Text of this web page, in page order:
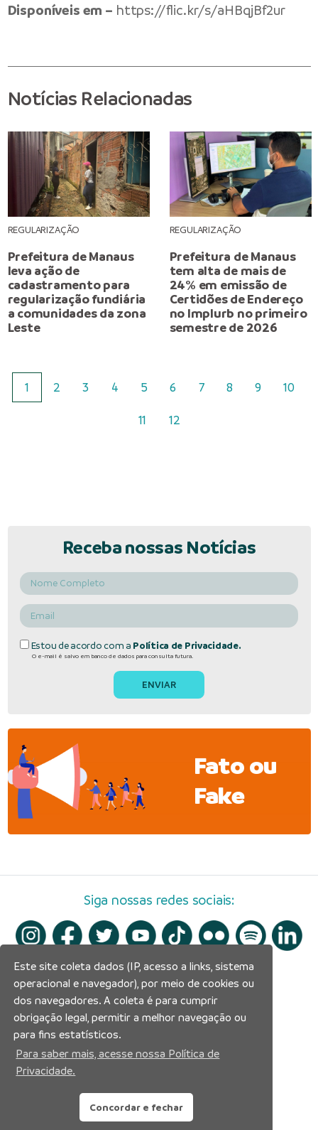
Disponíveis em – https://flic.kr/s/aHBqjBf2ur
Notícias Relacionadas
REGULARIZAÇÃO
Prefeitura de Manaus
leva ação de
cadastramento para
regularização fundiária
a comunidades da zona
Leste
REGULARIZAÇÃO
Prefeitura de Manaus
tem alta de mais de
24% em emissão de
Certidões de Endereço
no Implurb no primeiro
semestre de 2026
1 2 3 4 5 6 7 8 9 10
11 12
Receba nossas Notícias
Estou de acordo com a Política de Privacidade.
O e-mail é salvo em banco de dados para consulta futura.
Fato ou
Fake
Siga nossas redes sociais:
Prefeitura Municipal de Manaus
Este site coleta dados (IP, acesso a links, sistema
operacional e navegador), por meio de cookies ou
dos navegadores. A coleta é para cumprir
obrigação legal, permitir a melhor navegação ou
para fins estatísticos.
Para saber mais, acesse nossa Política de
Privacidade.
Concordar e fechar